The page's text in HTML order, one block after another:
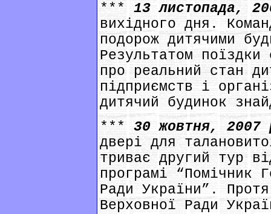
***13 листопада,
вихідного дня.
подорож дитячими
Результатом поїздки
про реальний стан
підприємств і
дитячий будинок
***30 жовтня,
двері для
триває другий тур
програмі “Помічник
Ради України”.
Верховної Ради